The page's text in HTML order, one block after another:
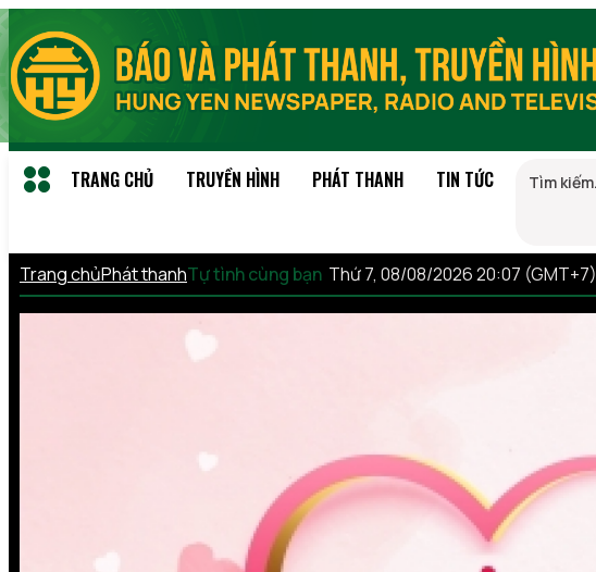
TRANG CHỦ TRUYỀN HÌNH PHÁT THANH TIN TỨC
Trang chủPhát thanhTự tình cùng bạn Thứ 7, 08/08/2026 20:07 (GMT+7)